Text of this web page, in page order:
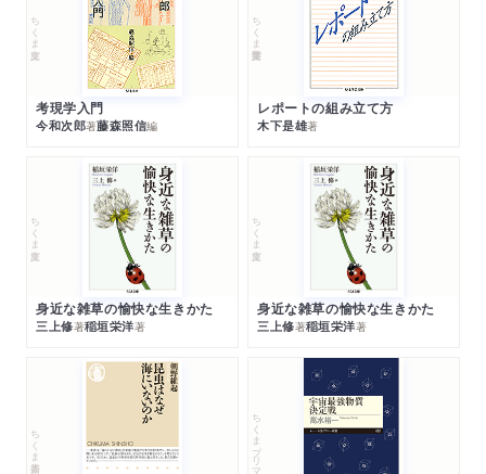
ちくま文庫
考現学入門
今和次郎著藤森照信編
ちくま学芸文庫
レポートの組み立て方
木下是雄著
ちくま文庫
身近な雑草の愉快な生きかた
三上修著稲垣栄洋著
ちくま文庫
身近な雑草の愉快な生きかた
三上修著稲垣栄洋著
ちくま新書 ちくまプリマー新書